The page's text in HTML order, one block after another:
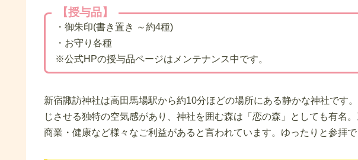
【授与品】
・御朱印(書き置き ～約4種)
・お守り各種
※公式HPの授与品ページはメンテナンス中です。
新宿諏訪神社は高田馬場駅から約10分ほどの場所にある静かな神社です
じさせる独特の空気感があり、神社を囲む森は「恋の森」としても有名
商業・健康など様々なご利益があると言われています。ゆったりと参拝で